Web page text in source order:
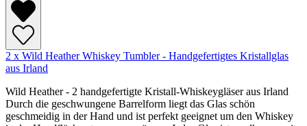
2 x Wild Heather Whiskey Tumbler - Handgefertigtes Kristallglas
aus Irland
Wild Heather - 2 handgefertigte Kristall-Whiskeygläser aus Irland
Durch die geschwungene Barrelform liegt das Glas schön
geschmeidig in der Hand und ist perfekt geeignet um den Whiskey